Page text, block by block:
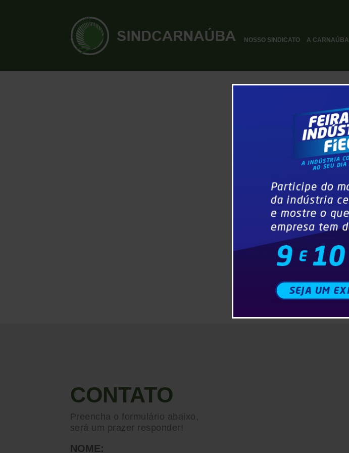
NOSSO SINDICATO A CARNAÚBA
CONTATO
Preencha o formulário abaixo,
será um prazer responder!
NOME: